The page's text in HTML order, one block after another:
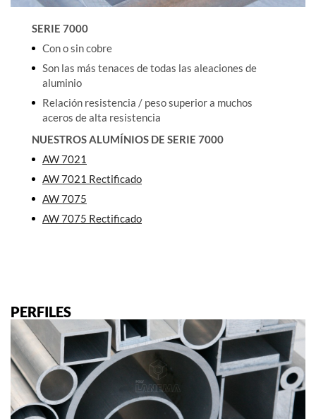
SERIE 7000
Con o sin cobre
Son las más tenaces de todas las aleaciones de
aluminio
Relación resistencia / peso superior a muchos
aceros de alta resistencia
NUESTROS ALUMÍNIOS DE SERIE 7000
AW 7021
AW 7021 Rectificado
AW 7075
AW 7075 Rectificado
PERFILES